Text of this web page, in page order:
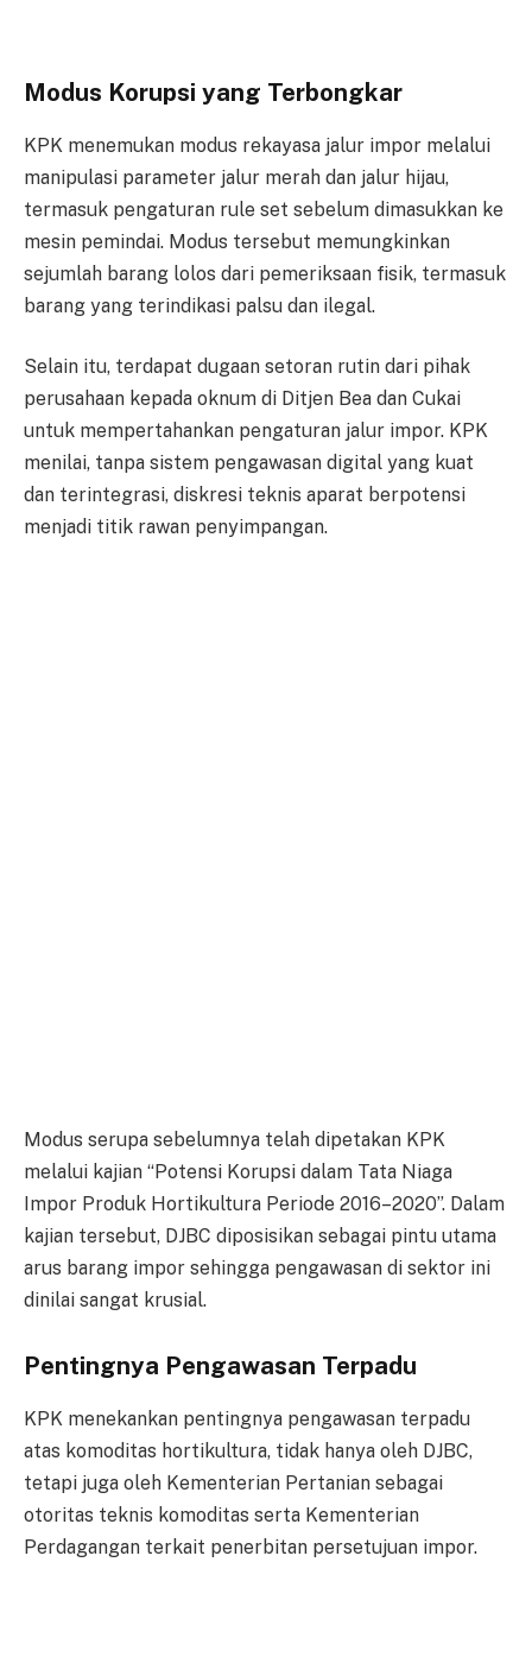
Modus Korupsi yang Terbongkar
KPK menemukan modus rekayasa jalur impor melalui
manipulasi parameter jalur merah dan jalur hijau,
termasuk pengaturan rule set sebelum dimasukkan ke
mesin pemindai. Modus tersebut memungkinkan
sejumlah barang lolos dari pemeriksaan fisik, termasuk
barang yang terindikasi palsu dan ilegal.
Selain itu, terdapat dugaan setoran rutin dari pihak
perusahaan kepada oknum di Ditjen Bea dan Cukai
untuk mempertahankan pengaturan jalur impor. KPK
menilai, tanpa sistem pengawasan digital yang kuat
dan terintegrasi, diskresi teknis aparat berpotensi
menjadi titik rawan penyimpangan.
Modus serupa sebelumnya telah dipetakan KPK
melalui kajian “Potensi Korupsi dalam Tata Niaga
Impor Produk Hortikultura Periode 2016–2020”. Dalam
kajian tersebut, DJBC diposisikan sebagai pintu utama
arus barang impor sehingga pengawasan di sektor ini
dinilai sangat krusial.
Pentingnya Pengawasan Terpadu
KPK menekankan pentingnya pengawasan terpadu
atas komoditas hortikultura, tidak hanya oleh DJBC,
tetapi juga oleh Kementerian Pertanian sebagai
otoritas teknis komoditas serta Kementerian
Perdagangan terkait penerbitan persetujuan impor.